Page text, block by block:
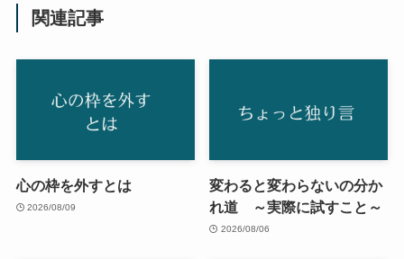
関連記事
心の枠を外すとは
2026/08/09
変わると変わらないの分か
れ道 ～実際に試すこと～
2026/08/06